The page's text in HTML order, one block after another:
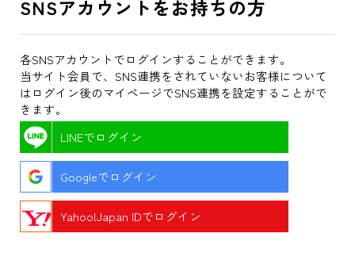
SNSアカウントをお持ちの方
各SNSアカウントでログインすることができます。
当サイト会員で、SNS連携をされていないお客様について
はログイン後のマイページでSNS連携を設定することがで
きます。
LINEでログイン
Googleでログイン
Yahoo!Japan IDでログイン